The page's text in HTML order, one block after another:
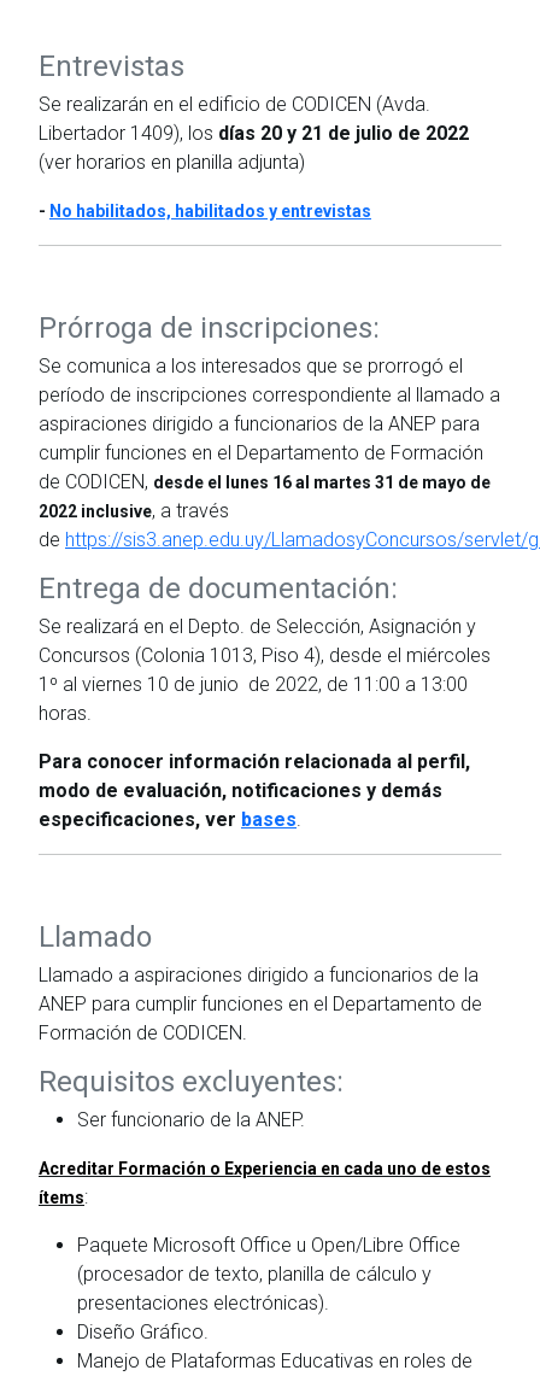
Entrevistas
Se realizarán en el edificio de CODICEN (Avda.
Libertador 1409), los días 20 y 21 de julio de 2022
(ver horarios en planilla adjunta)
- No habilitados, habilitados y entrevistas
Prórroga de inscripciones:
Se comunica a los interesados que se prorrogó el
período de inscripciones correspondiente al llamado a
aspiraciones dirigido a funcionarios de la ANEP para
cumplir funciones en el Departamento de Formación
de CODICEN, desde el lunes 16 al martes 31 de mayo de
2022 inclusive, a través
de https://sis3.anep.edu.uy/LlamadosyConcursos/servlet/
Entrega de documentación:
Se realizará en el Depto. de Selección, Asignación y
Concursos (Colonia 1013, Piso 4), desde el miércoles
1º al viernes 10 de junio de 2022, de 11:00 a 13:00
horas.
Para conocer información relacionada al perfil,
modo de evaluación, notificaciones y demás
especificaciones, ver bases.
Llamado
Llamado a aspiraciones dirigido a funcionarios de la
ANEP para cumplir funciones en el Departamento de
Formación de CODICEN.
Requisitos excluyentes:
Ser funcionario de la ANEP.
Acreditar Formación o Experiencia en cada uno de estos
ítems:
Paquete Microsoft Office u Open/Libre Office
(procesador de texto, planilla de cálculo y
presentaciones electrónicas).
Diseño Gráfico.
Manejo de Plataformas Educativas en roles de